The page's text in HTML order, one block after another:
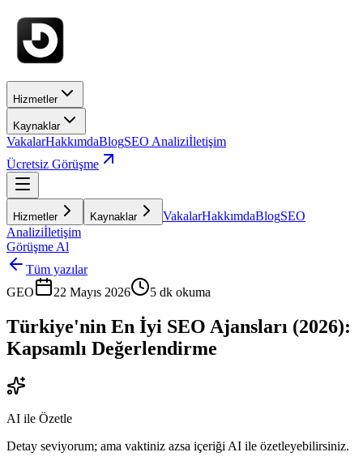
Hizmetler
Kaynaklar
VakalarHakkımdaBlogSEO Analiziİletişim
Ücretsiz Görüşme
Hizmetler Kaynaklar VakalarHakkımdaBlogSEO
Analiziİletişim
Görüşme Al
Tüm yazılar
GEO
22 Mayıs 2026 5 dk okuma
Türkiye'nin En İyi SEO Ajansları (2026):
Kapsamlı Değerlendirme
AI ile Özetle
Detay seviyorum; ama vaktiniz azsa içeriği AI ile özetleyebilirsiniz.